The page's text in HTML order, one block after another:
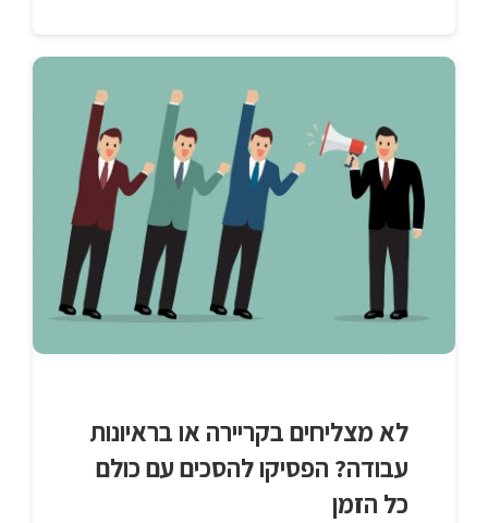
לא מצליחים בקריירה או בראיונות
עבודה? הפסיקו להסכים עם כולם
כל הזמן